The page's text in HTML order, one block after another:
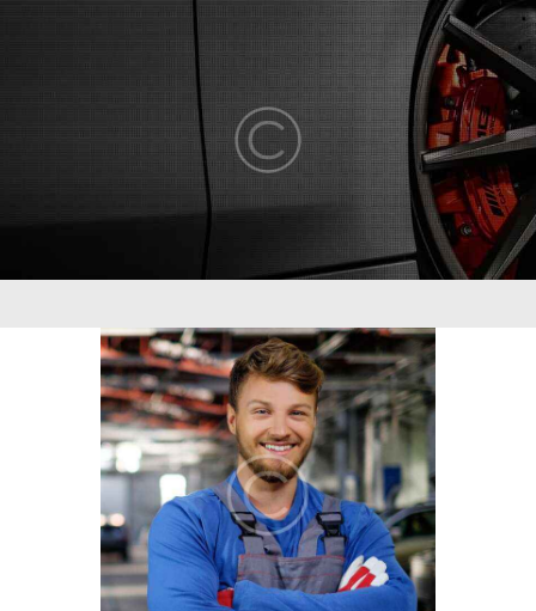
ABOUT US
COMPETENCY
PRODUCTS
INFRASTRUCTURE
CONTACT US